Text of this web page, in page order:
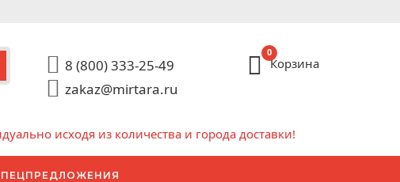
8 (800) 333-25-49
zakaz@mirtara.ru
0
Корзина
исходя из количества и города доставки!